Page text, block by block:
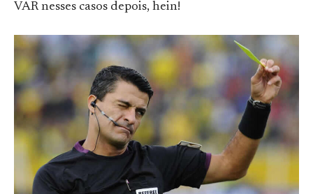
VAR nesses casos depois, hein!